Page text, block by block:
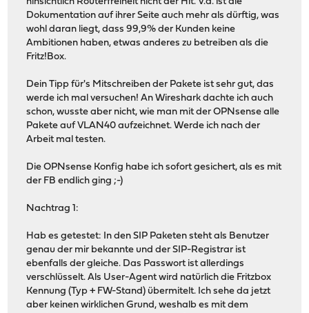
Dokumentation auf ihrer Seite auch mehr als dürftig, was
wohl daran liegt, dass 99,9% der Kunden keine
Ambitionen haben, etwas anderes zu betreiben als die
Fritz!Box.
Dein Tipp für's Mitschreiben der Pakete ist sehr gut, das
werde ich mal versuchen! An Wireshark dachte ich auch
schon, wusste aber nicht, wie man mit der OPNsense alle
Pakete auf VLAN40 aufzeichnet. Werde ich nach der
Arbeit mal testen.
Die OPNsense Konfig habe ich sofort gesichert, als es mit
der FB endlich ging ;-)
Nachtrag 1:
Hab es getestet: In den SIP Paketen steht als Benutzer
genau der mir bekannte und der SIP-Registrar ist
ebenfalls der gleiche. Das Passwort ist allerdings
verschlüsselt. Als User-Agent wird natürlich die Fritzbox
Kennung (Typ + FW-Stand) übermitelt. Ich sehe da jetzt
aber keinen wirklichen Grund, weshalb es mit dem